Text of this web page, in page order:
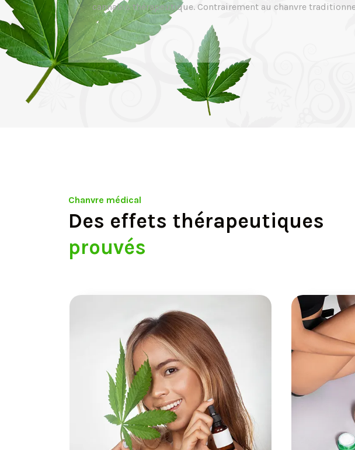
cannabis thérapeutique. Contrairement au chanvre
Chanvre médical
Des effets thérapeutiques
prouvés